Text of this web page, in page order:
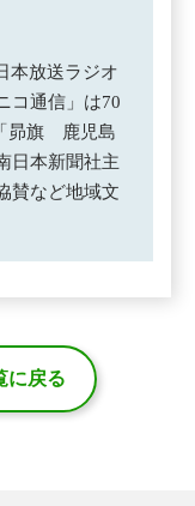
本放送ラジオ
コ通信」は70
昴旗 鹿児島
日本新聞社主
賛など地域文
に戻る